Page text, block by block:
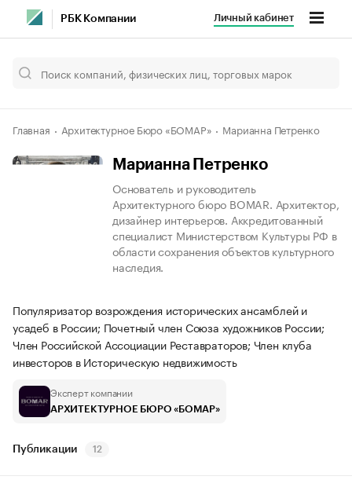
РБК Компании Личный кабинет
Главная Архитектурное Бюро «БОМАР» Марианна Петренко
Марианна Петренко
Основатель и руководитель
Архитектурного бюро BOMAR. Архитектор,
дизайнер интерьеров. Аккредитованный
специалист Министерством Культуры РФ в
области сохранения объектов культурного
наследия.
Популяризатор возрождения исторических ансамблей и
усадеб в России; Почетный член Союза художников России;
Член Российской Ассоциации Реставраторов; Член клуба
инвесторов в Историческую недвижимость
Эксперт компании
АРХИТЕКТУРНОЕ БЮРО «БОМАР»
Публикации 12